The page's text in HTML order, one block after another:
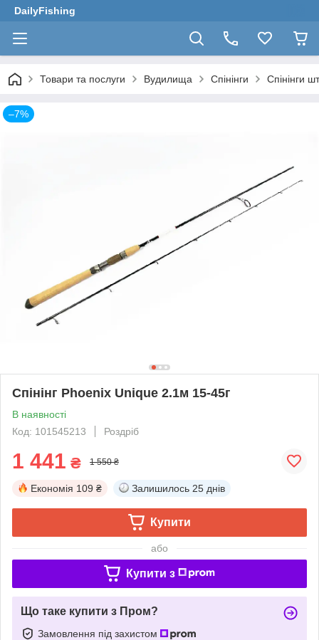
DailyFishing
Товари та послуги Вудилища Спінінги Спінінги
–7%
Спінінг Phoenix Unique 2.1м 15-45г
В наявності
Код: 101545213
Роздріб
1 441 ₴ 1 550 ₴
Економія 109 ₴ Залишилось 25 днів
Купити
або
Купити з
Що таке купити з Пром?
Замовлення під захистом